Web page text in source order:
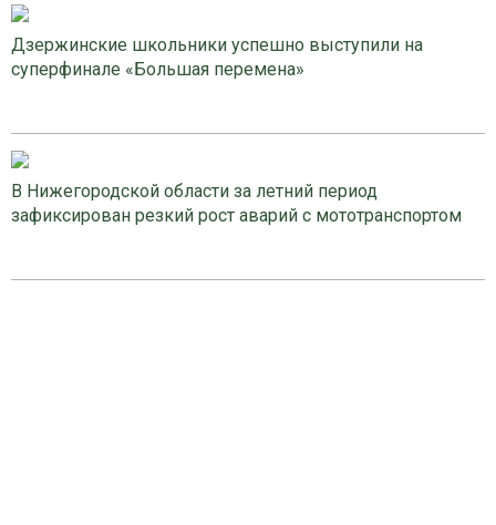
Дзержинские школьники успешно выступили на
суперфинале «Большая перемена»
В Нижегородской области за летний период
зафиксирован резкий рост аварий с мототранспортом